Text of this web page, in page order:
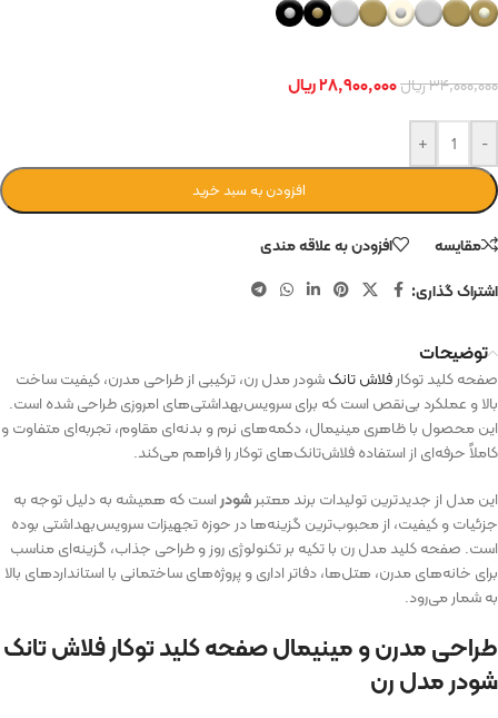
۳۴,۰۰۰,۰۰۰ریال۲۸,۹۰۰,۰۰۰ریال
-
+
افزودن به سبد خرید
مقایسه
افزودن به علاقه مندی
اشتراک گذاری:
توضیحات
صفحه کلید توکارفلاش تانکشودر مدل رن، ترکیبی از طراحی مدرن، کیفیت ساخت
بالا و عملکرد بی‌نقص است که برای سرویس‌بهداشتی‌های امروزی طراحی شده است.
این محصول با ظاهری مینیمال، دکمه‌های نرم و بدنه‌ای مقاوم، تجربه‌ای متفاوت و
کاملاً حرفه‌ای از استفاده فلاش‌تانک‌های توکار را فراهم می‌کند.
این مدل از جدیدترین تولیدات برند معتبرشودراست که همیشه به دلیل توجه به
جزئیات و کیفیت، از محبوب‌ترین گزینه‌ها در حوزه تجهیزات سرویس‌بهداشتی بوده
است. صفحه کلید مدل رن با تکیه بر تکنولوژی روز و طراحی جذاب، گزینه‌ای مناسب
برای خانه‌های مدرن، هتل‌ها، دفاتر اداری و پروژه‌های ساختمانی با استانداردهای بالا
به شمار می‌رود.
طراحی مدرن و مینیمال صفحه کلید توکار فلاش تانک
شودر مدل رن